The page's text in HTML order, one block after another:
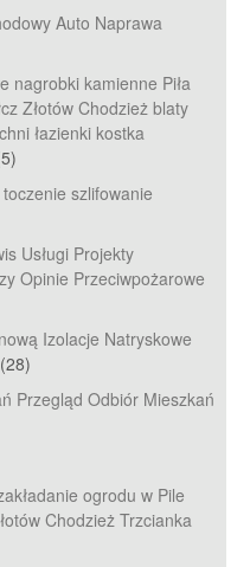
Auto Naprawa
nagrobki kamienne Piła
Złotów Chodzież blaty
łazienki kostka
szlifowanie
Usługi Projekty
Opinie Przeciwpożarowe
Izolacje Natryskowe
(28)
Przegląd Odbiór Mieszkań
ogrodu w Pile
Chodzież Trzcianka